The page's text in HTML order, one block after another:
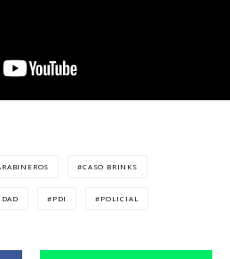
CASO BRINKS
PDI POLICIAL